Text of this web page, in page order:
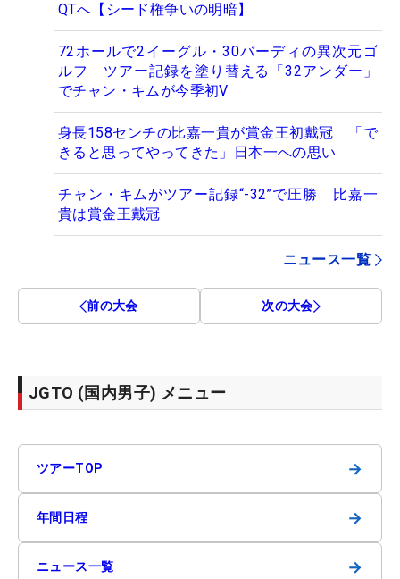
QTへ【シード権争いの明暗】
72ホールで2イーグル・30バーディの異次元ゴ
ルフ ツアー記録を塗り替える「32アンダー」
でチャン・キムが今季初V
身長158センチの比嘉一貴が賞金王初戴冠 「で
きると思ってやってきた」日本一への思い
チャン・キムがツアー記録“-32”で圧勝 比嘉一
貴は賞金王戴冠
ニュース一覧
前の大会 次の大会
JGTO (国内男子) メニュー
ツアーTOP →
年間日程 →
ニュース一覧 →